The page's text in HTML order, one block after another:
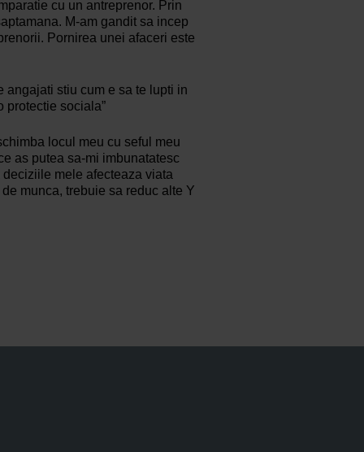
cu un antreprenor. Prin
M-am gandit sa incep
Pornirea unei afaceri este
angajati stiu cum e sa te lupti in
protectie sociala”
locul meu cu seful meu
as putea sa-mi imbunatatesc
mele afecteaza viata
munca, trebuie sa reduc alte Y